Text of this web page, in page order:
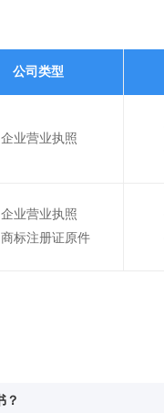
公司类型
企业营业执照
企业营业执照
商标注册证原件
？